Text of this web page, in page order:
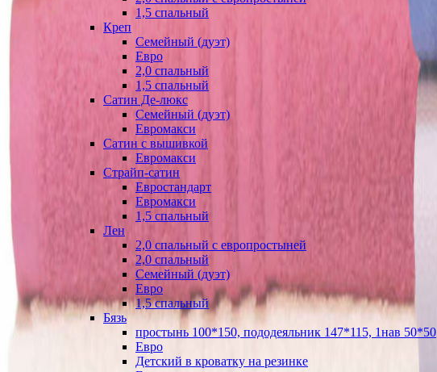
1,5 спальный
Креп
Семейный (дуэт)
Евро
2,0 спальный
1,5 спальный
Сатин Де-люкс
Семейный (дуэт)
Евромакси
Сатин с вышивкой
Евромакси
Страйп-сатин
Евростандарт
Евромакси
1,5 спальный
Лен
2,0 спальный с европростыней
2,0 спальный
Семейный (дуэт)
Евро
1,5 спальный
Бязь
простынь 100*150, пододеяльник 147*115, 1нав 50*50
Евро
Детский в кроватку на резинке